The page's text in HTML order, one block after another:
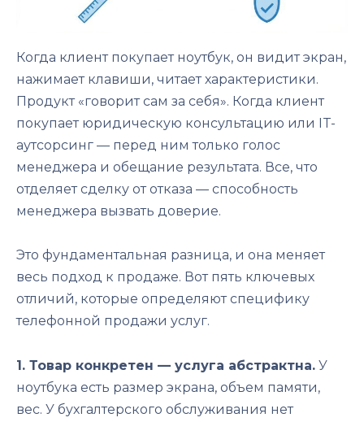
Когда клиент покупает ноутбук, он видит экран,
нажимает клавиши, читает характеристики.
Продукт «говорит сам за себя». Когда клиент
покупает юридическую консультацию или IT-
аутсорсинг — перед ним только голос
менеджера и обещание результата. Все, что
отделяет сделку от отказа — способность
менеджера вызвать доверие.
Это фундаментальная разница, и она меняет
весь подход к продаже. Вот пять ключевых
отличий, которые определяют специфику
телефонной продажи услуг.
1. Товар конкретен — услуга абстрактна. У
ноутбука есть размер экрана, объем памяти,
вес. У бухгалтерского обслуживания нет